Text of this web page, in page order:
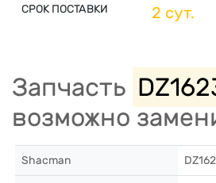
СРОК ПОСТАВКИ 2 сут.
Запчасть
возможно
Shacman